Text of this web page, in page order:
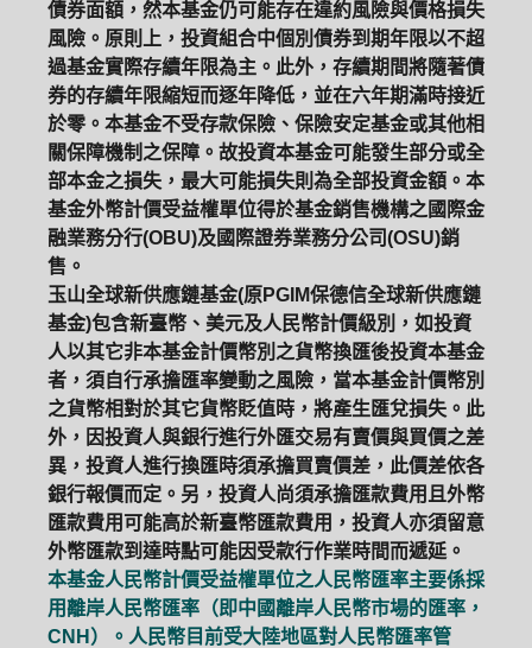
債券面額，然本基金仍可能存在違約風險與價格損失
風險。原則上，投資組合中個別債券到期年限以不超
過基金實際存續年限為主。此外，存續期間將隨著債
券的存續年限縮短而逐年降低，並在六年期滿時接近
於零。本基金不受存款保險、保險安定基金或其他相
關保障機制之保障。故投資本基金可能發生部分或全
部本金之損失，最大可能損失則為全部投資金額。本
基金外幣計價受益權單位得於基金銷售機構之國際金
融業務分行(OBU)及國際證券業務分公司(OSU)銷
售。
玉山全球新供應鏈基金(原PGIM保德信全球新供應鏈
基金)包含新臺幣、美元及人民幣計價級別，如投資
人以其它非本基金計價幣別之貨幣換匯後投資本基金
者，須自行承擔匯率變動之風險，當本基金計價幣別
之貨幣相對於其它貨幣貶值時，將產生匯兌損失。此
外，因投資人與銀行進行外匯交易有賣價與買價之差
異，投資人進行換匯時須承擔買賣價差，此價差依各
銀行報價而定。另，投資人尚須承擔匯款費用且外幣
匯款費用可能高於新臺幣匯款費用，投資人亦須留意
外幣匯款到達時點可能因受款行作業時間而遞延。
本基金人民幣計價受益權單位之人民幣匯率主要係採
用離岸人民幣匯率（即中國離岸人民幣市場的匯率，
CNH）。人民幣目前受大陸地區對人民幣匯率管